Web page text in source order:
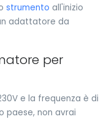
strumento all'inizio
adattatore da
per
e la frequenza è di
paese, non avrai